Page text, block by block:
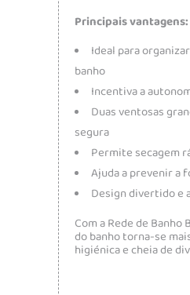
Principais vantagens:
Ideal para
banho
Incentiva a
Duas ventosas
segura
Permite secagem
Ajuda a prevenir a
Design divertido e
Com a Rede de Banho
do banho torna-se
higiénica e cheia de